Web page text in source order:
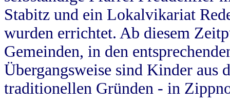
Stabitz und ein Lokalvikariat
wurden errichtet. Ab diesem
Gemeinden, in den
Übergangsweise sind Kinder aus
traditionellen Gründen - in